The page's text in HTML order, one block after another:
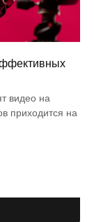
видео на
приходится на